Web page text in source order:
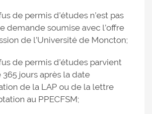
de permis d’études n’est pas
demande soumise avec l’offre
de l’Université de Moncton;
de permis d’études parvient
365 jours après la date
de la LAP ou de la lettre
au PPECFSM;